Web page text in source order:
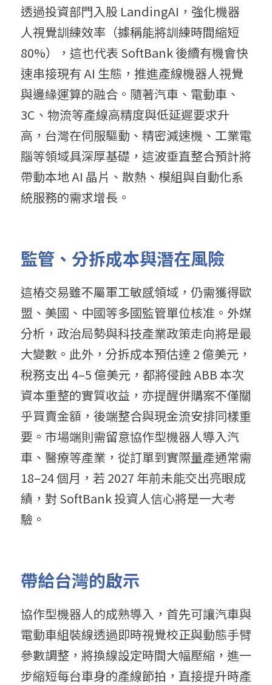
透過投資部門入股 LandingAI，強化機器
人視覺訓練效率（據稱能將訓練時間縮短
80%），這也代表 SoftBank 後續有機會快
速串接現有 AI 生態，推進產線機器人視覺
與邊緣運算的融合。隨著汽車、電動車、
3C、物流等產線高精度與低延遲要求升
高，台灣在伺服驅動、精密減速機、工業電
腦等領域具深厚基礎，這波垂直整合預計將
帶動本地 AI 晶片、散熱、模組與自動化系
統服務的需求增長。
監管、分拆成本與潛在風險
這樁交易雖不屬軍工敏感領域，仍需獲得歐
盟、美國、中國等多國監管單位核准。外媒
分析，政治局勢與科技產業政策走向將是最
大變數。此外，分拆成本預估達 2 億美元，
稅務支出 4–5 億美元，都將侵蝕 ABB 本次
資本重整的實質收益，亦提醒併購案不僅關
乎買賣金額，後端整合與現金流安排同樣重
要。市場端則需留意協作型機器人導入汽
車、醫療等產業，從訂單到實際量產通常需
18–24 個月，若 2027 年前未能交出亮眼成
績，對 SoftBank 投資人信心將是一大考
驗。
帶給台灣的啟示
協作型機器人的成熟導入，首先可讓汽車與
電動車組裝線透過即時視覺校正與動態手臂
參數調整，將換線設定時間大幅壓縮，進一
步縮短每台車身的產線節拍，直接提升時產